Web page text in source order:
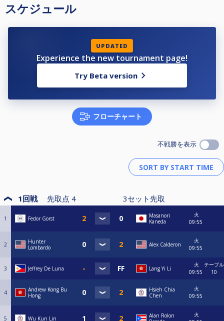
スケジュール
UPDATED
Experience the new tournament page!
Try Beta version
フローチャート
不戦勝を表示
1回戦 先取点 4 3セット先取
1 Fedor Gorst
Masanori
Kaneda
火
09:55
2
Hunter
Lombardo
Alex Calderon
火
09:55
3 Jeffrey De Luna Lang Yi Li
火
09:55
テーブル
10
4
Andrew Kong Bu
Hong
Hsieh Chia
Chen
火
09:55
5 Wu Kun Lin
Alan Rolon
火